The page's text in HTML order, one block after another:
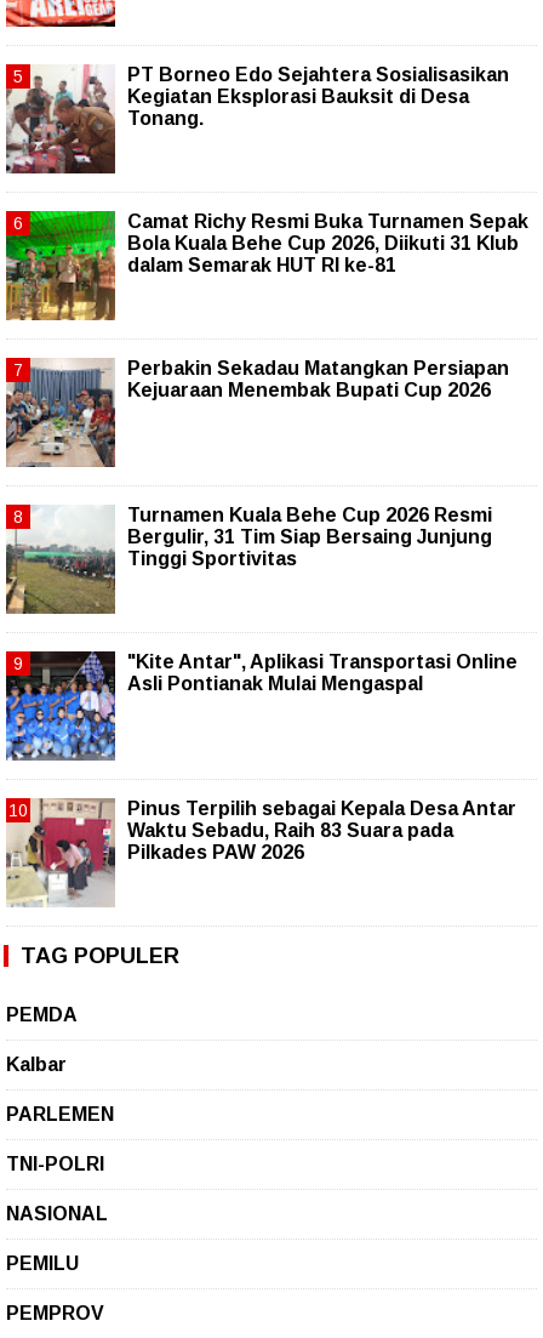
PT Borneo Edo Sejahtera Sosialisasikan
Kegiatan Eksplorasi Bauksit di Desa
Tonang.
Camat Richy Resmi Buka Turnamen Sepak
Bola Kuala Behe Cup 2026, Diikuti 31 Klub
dalam Semarak HUT RI ke-81
Perbakin Sekadau Matangkan Persiapan
Kejuaraan Menembak Bupati Cup 2026
Turnamen Kuala Behe Cup 2026 Resmi
Bergulir, 31 Tim Siap Bersaing Junjung
Tinggi Sportivitas
"Kite Antar", Aplikasi Transportasi Online
Asli Pontianak Mulai Mengaspal
Pinus Terpilih sebagai Kepala Desa Antar
Waktu Sebadu, Raih 83 Suara pada
Pilkades PAW 2026
TAG POPULER
PEMDA
Kalbar
PARLEMEN
TNI-POLRI
NASIONAL
PEMILU
PEMPROV